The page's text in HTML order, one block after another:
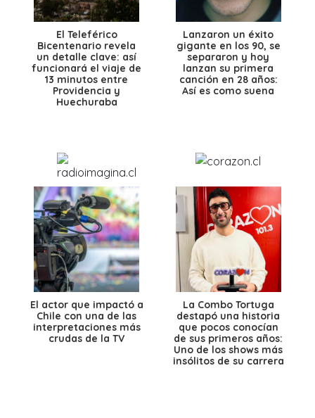
El Teleférico
Bicentenario revela
un detalle clave: así
funcionará el viaje de
13 minutos entre
Providencia y
Huechuraba
Lanzaron un éxito
gigante en los 90, se
separaron y hoy
lanzan su primera
canción en 28 años:
Así es como suena
El actor que impactó a
Chile con una de las
interpretaciones más
crudas de la TV
La Combo Tortuga
destapó una historia
que pocos conocían
de sus primeros años:
Uno de los shows más
insólitos de su carrera